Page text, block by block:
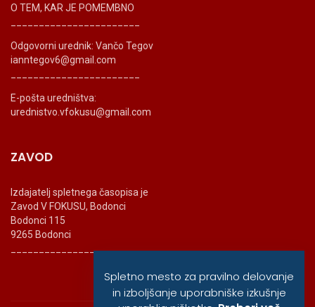
O TEM, KAR JE POMEMBNO
Odgovorni urednik: Vančo Tegov
ianntegov6@gmail.com
E-pošta uredništva:
urednistvo.vfokusu@gmail.com
ZAVOD
Izdajatelj spletnega časopisa je
Zavod V FOKUSU, Bodonci
Bodonci 115
9265 Bodonci
_______________________
Spletno mesto za pravilno delovanje
in izboljšanje uporabniške izkušnje